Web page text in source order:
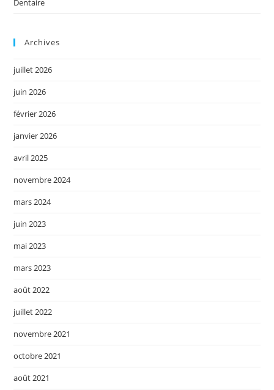
Dentaire
Archives
juillet 2026
juin 2026
février 2026
janvier 2026
avril 2025
novembre 2024
mars 2024
juin 2023
mai 2023
mars 2023
août 2022
juillet 2022
novembre 2021
octobre 2021
août 2021